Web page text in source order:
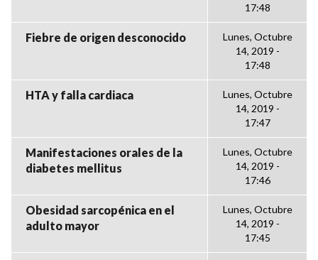
17:48
Fiebre de origen desconocido
Lunes, Octubre
14, 2019 -
17:48
HTA y falla cardiaca
Lunes, Octubre
14, 2019 -
17:47
Manifestaciones orales de la
diabetes mellitus
Lunes, Octubre
14, 2019 -
17:46
Obesidad sarcopénica en el
adulto mayor
Lunes, Octubre
14, 2019 -
17:45